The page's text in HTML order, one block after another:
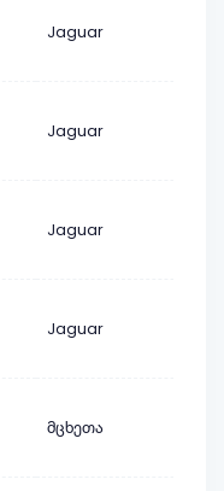
Jaguar
Jaguar
Jaguar
Jaguar
მცხეთა